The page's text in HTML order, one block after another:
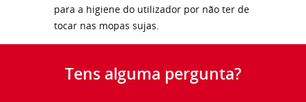
para a higiene do utilizador por não ter de
tocar nas mopas sujas.
Tens alguma pergunta?